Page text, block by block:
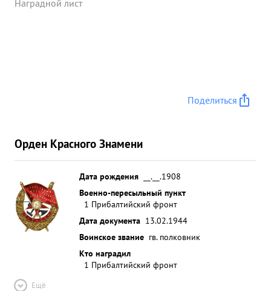
Наградной лист
Поделиться
Орден Красного Знамени
Дата рождения
__.__.1908
Военно-пересыльный пункт
1 Прибалтийский фронт
Дата документа 13.02.1944
Воинское звание гв. полковник
Кто наградил
1 Прибалтийский фронт
Ещё